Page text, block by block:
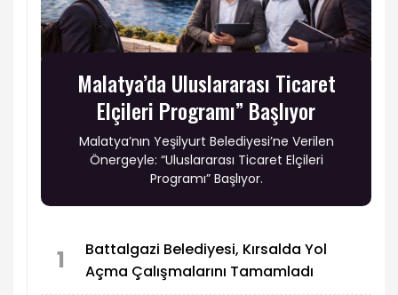
Malatya’da Uluslararası Ticaret
Elçileri Programı” Başlıyor
Malatya’nın Yeşilyurt Belediyesi’ne Verilen
Önergeyle: “Uluslararası Ticaret Elçileri
Programı” Başlıyor.
1
Battalgazi Belediyesi, Kırsalda Yol
Açma Çalışmalarını Tamamladı